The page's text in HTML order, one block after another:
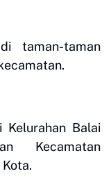
taman-taman
Balai
Kecamatan